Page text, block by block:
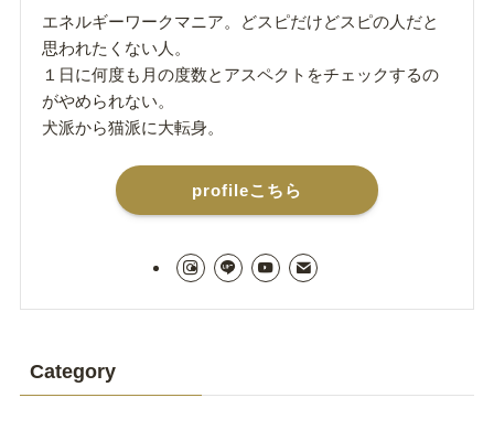
エネルギーワークマニア。どスピだけどスピの人だと
思われたくない人。
１日に何度も月の度数とアスペクトをチェックするの
がやめられない。
犬派から猫派に大転身。
profileこちら
Category